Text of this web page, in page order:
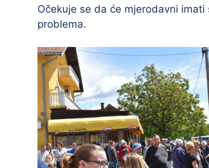
II. izmjene i dopune prostornog
uređenja Općine Tovarnik
uređenja Općine Tovarnik
Očekuje se da će mjerodavni
problema.